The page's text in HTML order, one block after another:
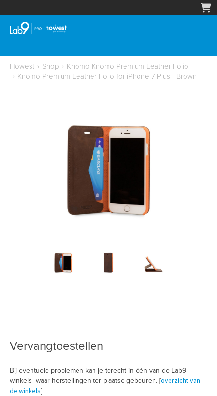
Howest › Shop › Knomo Knomo Premium Leather Folio
› Knomo Premium Leather Folio for iPhone 7 Plus - Brown
Vervangtoestellen
Bij eventuele problemen kan je terecht in één van de Lab9-
winkels waar herstellingen ter plaatse gebeuren. [overzicht van
de winkels]